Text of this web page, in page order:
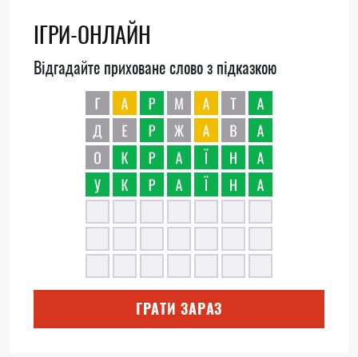
ІГРИ-ОНЛАЙН
Відгадайте приховане слово з підказкою
ГРАТИ ЗАРАЗ